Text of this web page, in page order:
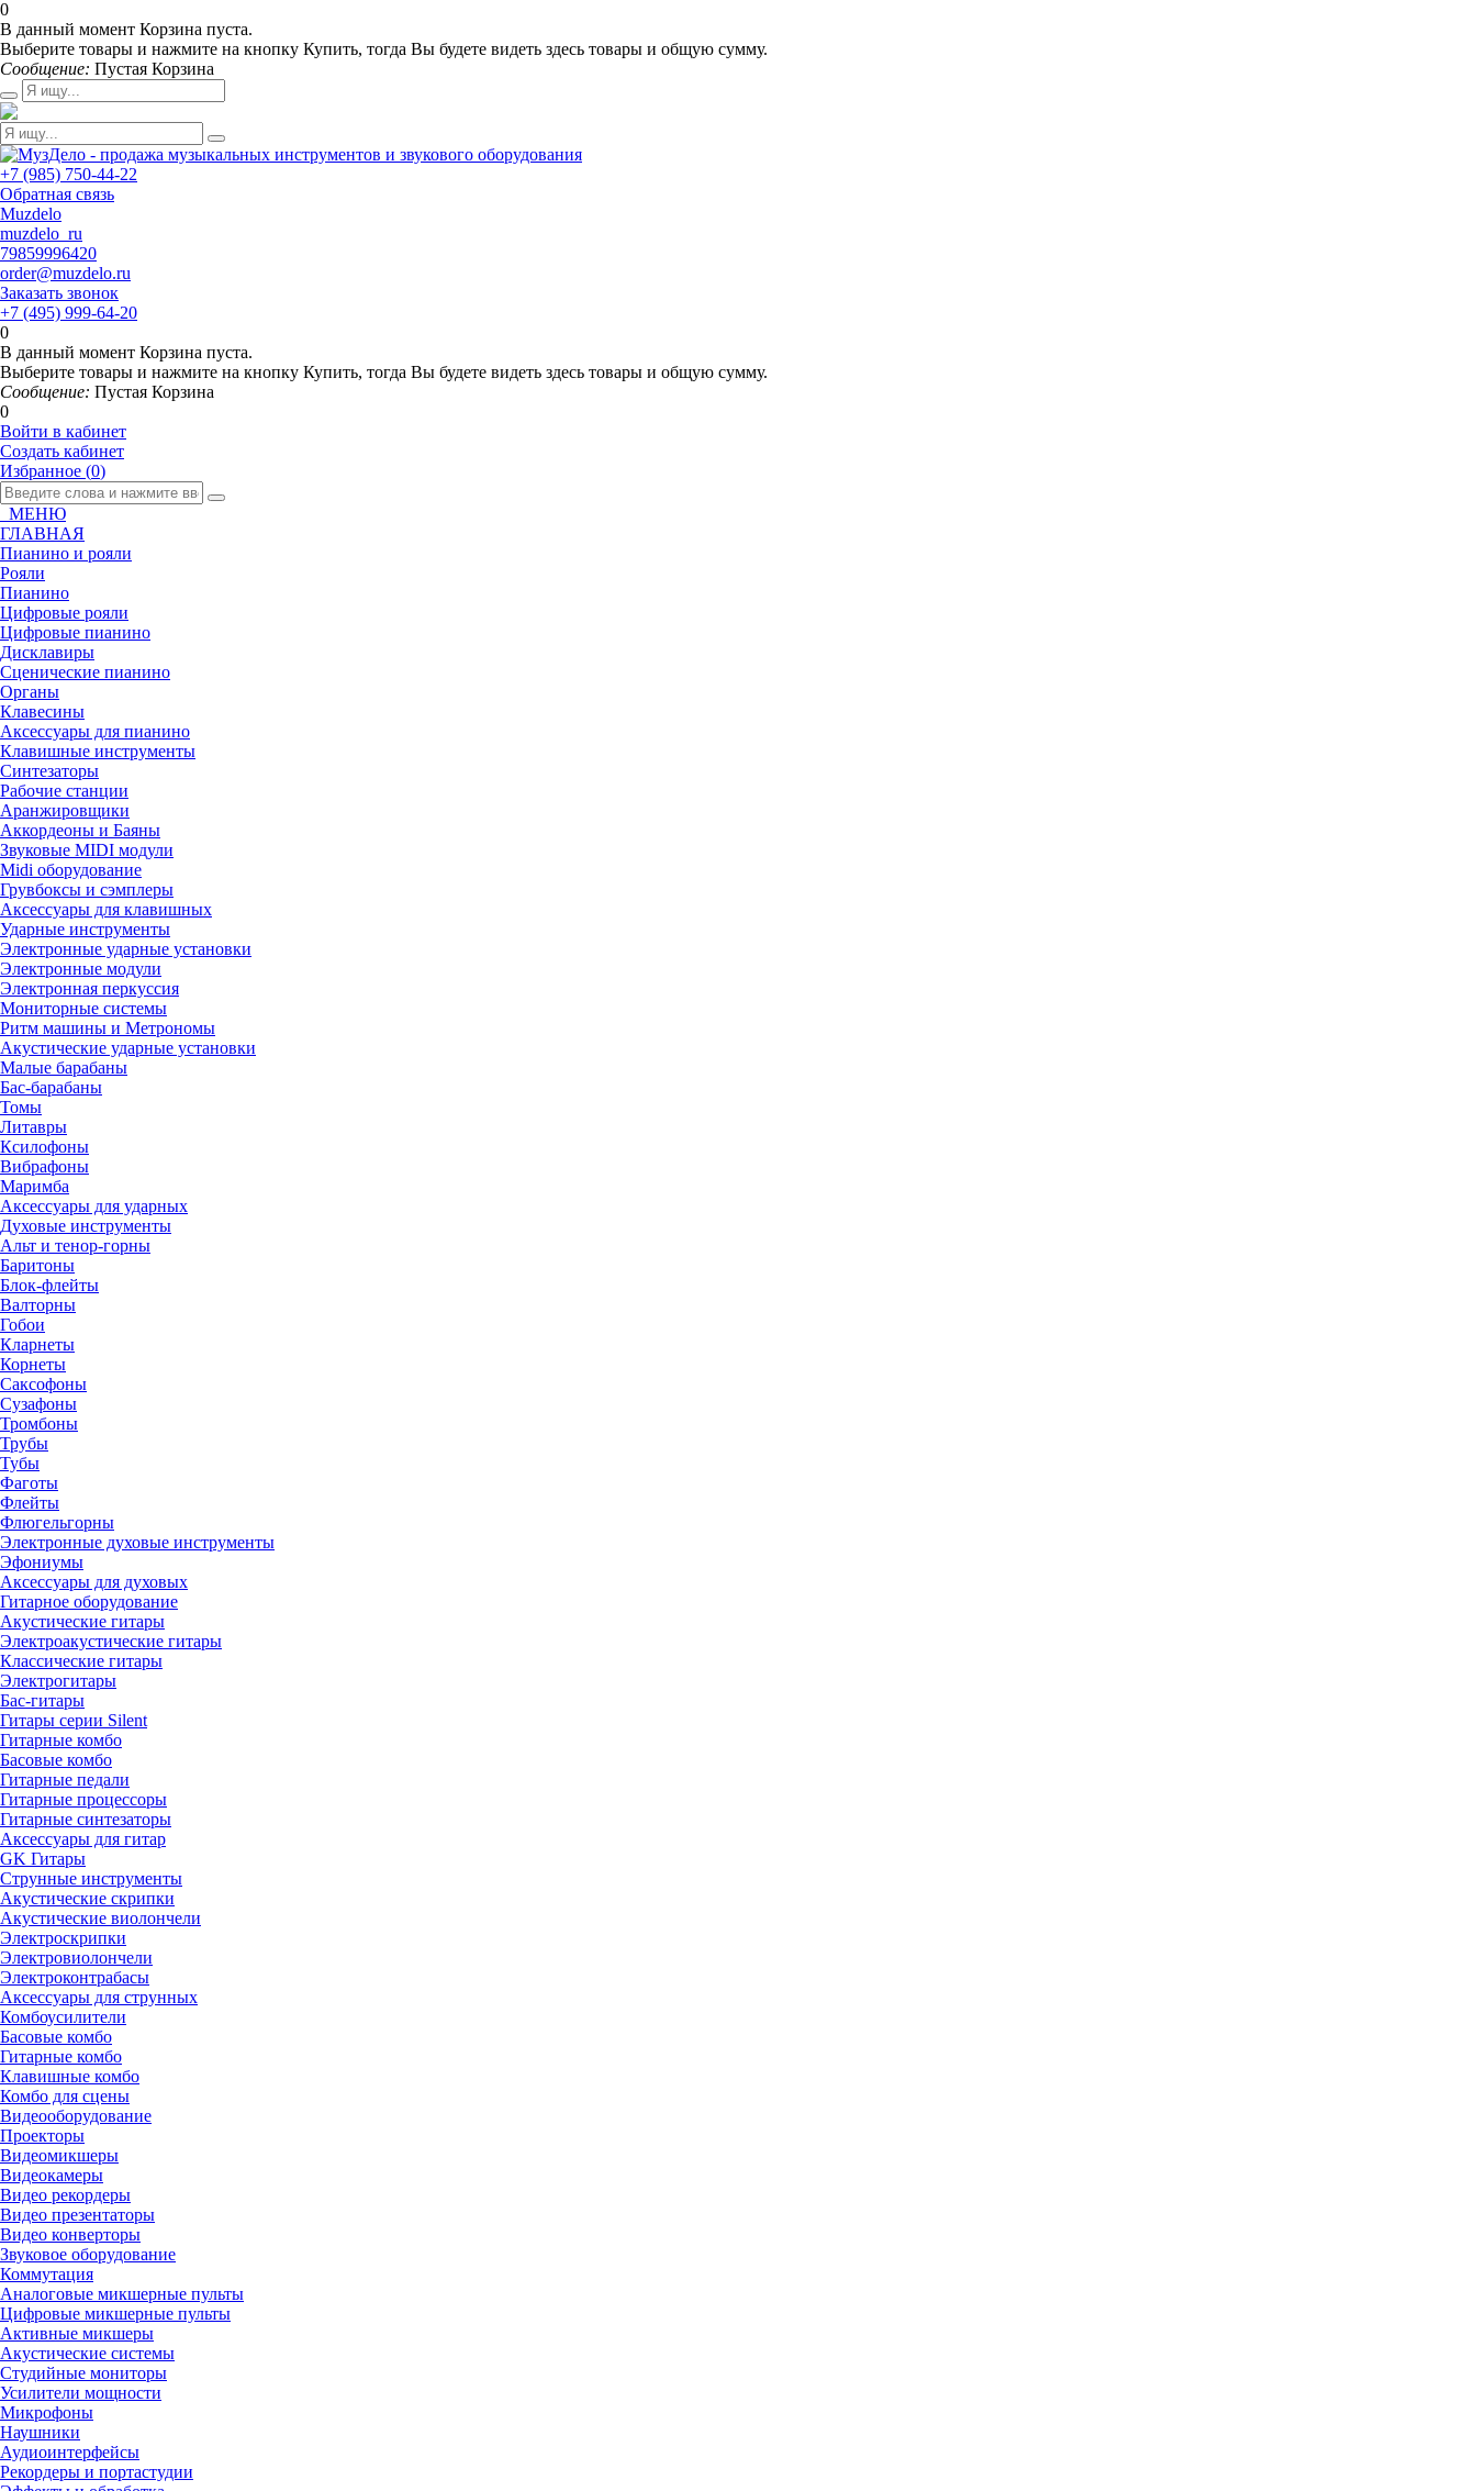
0
В данный момент Корзина пуста.
Выберите товары и нажмите на кнопку Купить, тогда Вы будете видеть здесь товары и общую сумму.
Сообщение: Пустая Корзина
+7 (985) 750-44-22
Обратная связь
Muzdelo
muzdelo_ru
79859996420
order@muzdelo.ru
Заказать звонок
+7 (495) 999-64-20
0
В данный момент Корзина пуста.
Выберите товары и нажмите на кнопку Купить, тогда Вы будете видеть здесь товары и общую сумму.
Сообщение: Пустая Корзина
0
Войти в кабинет
Создать кабинет
Избранное (0)
МЕНЮ
ГЛАВНАЯ
Пианино и рояли
Рояли
Пианино
Цифровые рояли
Цифровые пианино
Дисклавиры
Сценические пианино
Органы
Клавесины
Аксессуары для пианино
Клавишные инструменты
Синтезаторы
Рабочие станции
Аранжировщики
Аккордеоны и Баяны
Звуковые MIDI модули
Midi оборудование
Грувбоксы и сэмплеры
Аксессуары для клавишных
Ударные инструменты
Электронные ударные установки
Электронные модули
Электронная перкуссия
Мониторные системы
Ритм машины и Метрономы
Акустические ударные установки
Малые барабаны
Бас-барабаны
Томы
Литавры
Ксилофоны
Вибрафоны
Маримба
Аксессуары для ударных
Духовые инструменты
Альт и тенор-горны
Баритоны
Блок-флейты
Валторны
Гобои
Кларнеты
Корнеты
Саксофоны
Сузафоны
Тромбоны
Трубы
Тубы
Фаготы
Флейты
Флюгельгорны
Электронные духовые инструменты
Эфониумы
Аксессуары для духовых
Гитарное оборудование
Акустические гитары
Электроакустические гитары
Классические гитары
Электрогитары
Бас-гитары
Гитары серии Silent
Гитарные комбо
Басовые комбо
Гитарные педали
Гитарные процессоры
Гитарные синтезаторы
Аксессуары для гитар
GK Гитары
Струнные инструменты
Акустические скрипки
Акустические виолончели
Электроскрипки
Электровиолончели
Электроконтрабасы
Аксессуары для струнных
Комбоусилители
Басовые комбо
Гитарные комбо
Клавишные комбо
Комбо для сцены
Видеооборудование
Проекторы
Видеомикшеры
Видеокамеры
Видео рекордеры
Видео презентаторы
Видео конверторы
Звуковое оборудование
Коммутация
Аналоговые микшерные пульты
Цифровые микшерные пульты
Активные микшеры
Акустические системы
Студийные мониторы
Усилители мощности
Микрофоны
Наушники
Аудиоинтерфейсы
Рекордеры и портастудии